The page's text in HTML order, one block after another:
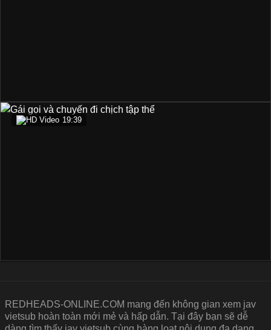
19:39
REDHEADS-ONLINE.COM mang đến không gian xem jav
vietsub hoàn toàn mới mẻ và hấp dẫn. Tại đây bạn sẽ dễ